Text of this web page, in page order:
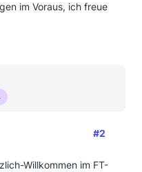
im Voraus, ich freue
#2
Willkommen im FT-